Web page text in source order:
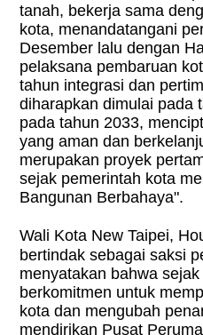
tanah, bekerja sama
kota, menandatangani
Desember lalu dengan
pelaksana pembaruan
tahun integrasi dan
diharapkan dimulai pada
pada tahun 2033,
yang aman dan
merupakan proyek
sejak pemerintah kota
Bangunan Berbahaya".
Wali Kota New Taipei,
bertindak sebagai saksi
menyatakan bahwa
berkomitmen untuk
kota dan mengubah
mendirikan Pusat